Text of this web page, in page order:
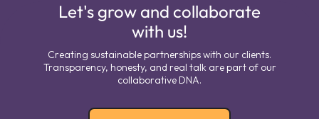
Let's grow and collaborate
with us!
Creating sustainable partnerships with our clients.
Transparency, honesty, and real talk are part of our
collaborative DNA.